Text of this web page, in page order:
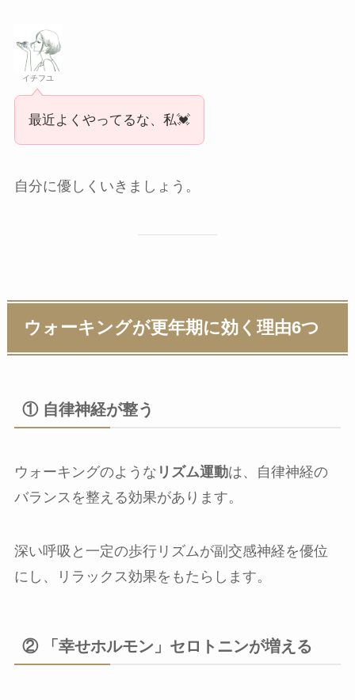
イチフユ
最近よくやってるな、私💓
自分に優しくいきましょう。
ウォーキングが更年期に効く理由6つ
① 自律神経が整う
ウォーキングのような リズム運動は、自律神経の
バランスを整える効果があります。
深い呼吸と一定の歩行リズムが副交感神経を優位
にし、リラックス効果をもたらします。
② 「幸せホルモン」セロトニンが増える